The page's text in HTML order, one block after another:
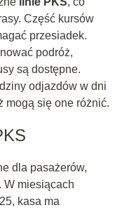
Część kursów
przesiadek.
podróż,
są dostępne.
odjazdów w dni
mogą się one różnić.
dla pasażerów,
W miesiącach
kasa ma